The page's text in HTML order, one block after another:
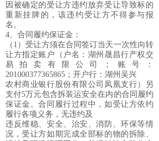
因被确定的受让方违约放弃受让导致标的
重新挂牌的，该违约受让方不得参与报
名。
4、合同履约保证金：
（1）受让方须在合同签订当天一次性向转
让方指定账户（户名：湖州晟昌行产权交
易拍卖有限公司；账号：
201000377365865；开户行：湖州吴兴
农村商业银行股份有限公司凤凰支行）另
支付5万元包含拆装运安全在内的合同履约
保证金。合同履行过程中，如受让方依约
履行各项义务，无违约及
违反维稳、安全、治安、消防、环保等情
况，受让方如期完成全部标的物的拆除、